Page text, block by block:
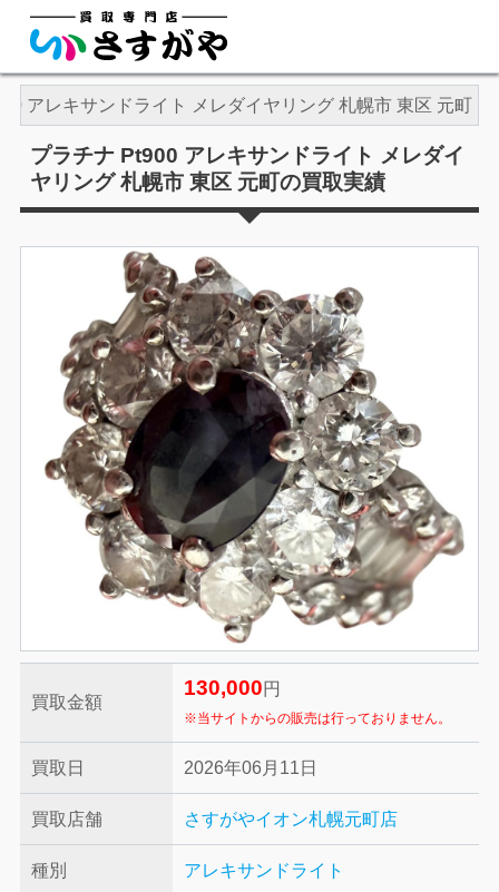
アレキサンドライト メレダイヤリング 札幌市 東区 元町
プラチナ Pt900 アレキサンドライト メレダイ
ヤリング 札幌市 東区 元町の買取実績
買取金額
130,000 円
※当サイトからの販売は行っておりません。
買取日 2026年06月11日
買取店舗 さすがやイオン札幌元町店
種別 アレキサンドライト